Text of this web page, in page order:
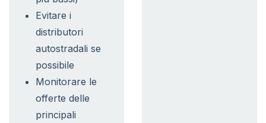
Evitare i
distributori
autostradali se
possibile
Monitorare le
offerte delle
principali